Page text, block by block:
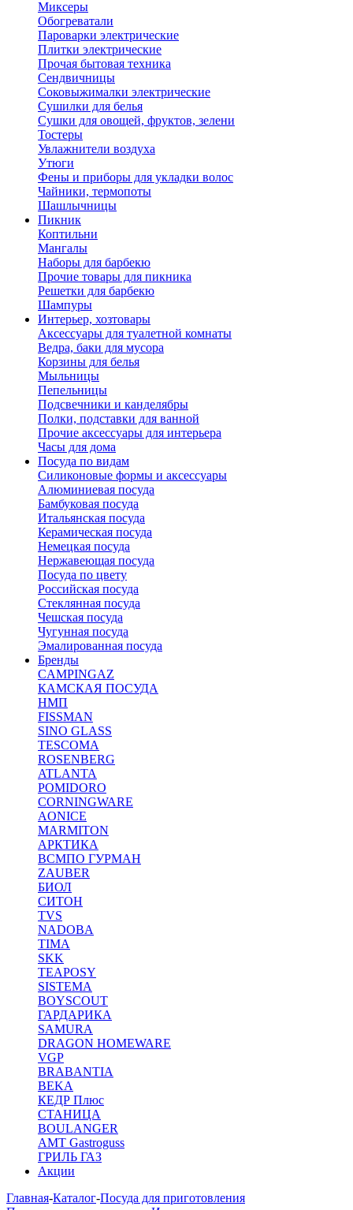
Миксеры
Обогреватали
Пароварки электрические
Плитки электрические
Прочая бытовая техника
Сендвичницы
Соковыжималки электрические
Сушилки для белья
Сушки для овощей, фруктов, зелени
Тостеры
Увлажнители воздуха
Утюги
Фены и приборы для укладки волос
Чайники, термопоты
Шашлычницы
Пикник
Коптильни
Мангалы
Наборы для барбекю
Прочие товары для пикника
Решетки для барбекю
Шампуры
Интерьер, хозтовары
Аксессуары для туалетной комнаты
Ведра, баки для мусора
Корзины для белья
Мыльницы
Пепельницы
Подсвечники и канделябры
Полки, подставки для ванной
Прочие аксессуары для интерьера
Часы для дома
Посуда по видам
Cиликоновые формы и аксессуары
Алюминиевая посуда
Бамбуковая посуда
Итальянская посуда
Керамическая посуда
Немецкая посуда
Нержавеющая посуда
Посуда по цвету
Российская посуда
Стеклянная посуда
Чешская посуда
Чугунная посуда
Эмалированная посуда
Бренды
CAMPINGAZ
КАМСКАЯ ПОСУДА
НМП
FISSMAN
SINO GLASS
TESCOMA
ROSENBERG
ATLANTA
POMIDORO
CORNINGWARE
AONICE
MARMITON
АРКТИКА
ВСМПО ГУРМАН
ZAUBER
БИОЛ
СИТОН
TVS
NADOBA
TIMA
SKK
TEAPOSY
SISTEMA
BOYSCOUT
ГАРДАРИКА
SAMURA
DRAGON HOMEWARE
VGP
BRABANTIA
BEKA
КЕДР Плюс
СТАНИЦА
BOULANGER
AMT Gastroguss
ГРИЛЬ ГАЗ
Акции
Главная-Каталог-Посуда для приготовления